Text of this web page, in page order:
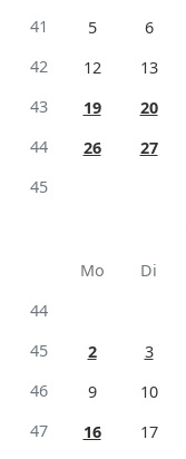
41
5 6
42
12 13
43
19 20
44
26 27
45
Mo
Di
44
45
2 3
46
9 10
47
16 17